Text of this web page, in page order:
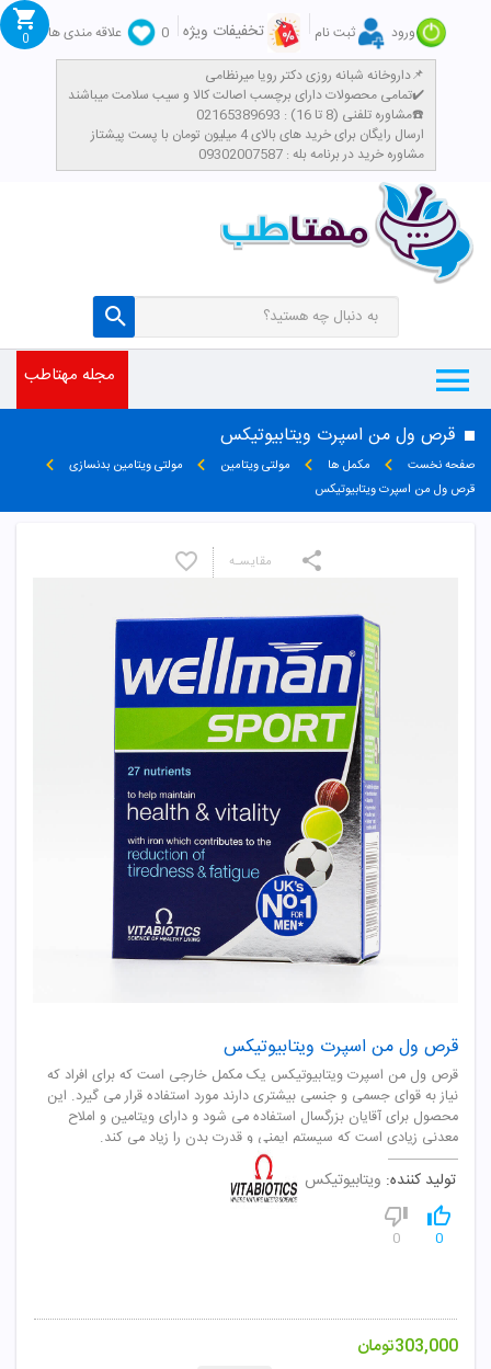
ورود ثبت نام تخفیفات ویژه 0
علاقه مندی ها
داروخانه شبانه روزی دکتر رویا میرنظامی📌
تمامی محصولات دارای برچسب اصالت کالا و سیب سلامت میباشند✔️
مشاوره تلفنی (8 تا 16) : 02165389693☎️
​ارسال رایگان برای خرید های بالای 4 میلیون تومان با پست پیشتاز
مشاوره خرید در برنامه بله : 09302007587
0
مجله مهتاطب
قرص ول من اسپرت ویتابیوتیکس
صفحه نخست مکمل ها مولتی ویتامین
مولتی ویتامین بدنسازی
قرص ول من اسپرت ویتابیوتیکس
قرص ول من اسپرت ویتابیوتیکس
قرص ول من اسپرت ویتابیوتیکس یک مکمل خارجی است که برای افراد که
نیاز به قوای جسمی و جنسی بیشتری دارند مورد استفاده قرار می گیرد. این
محصول برای آقایان بزرگسال استفاده می شود و دارای ویتامین و املاح
معدنی زیادی است که سیستم ایمنی و قدرت بدن را زیاد می کند.
تولید کننده: ویتابیوتیکس
0
0
303,000تومان
مقایسـه